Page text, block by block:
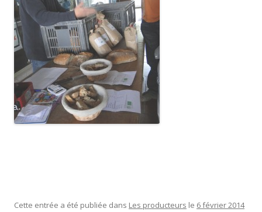
Cette entrée a été publiée dans Les producteurs le 6 février 2014